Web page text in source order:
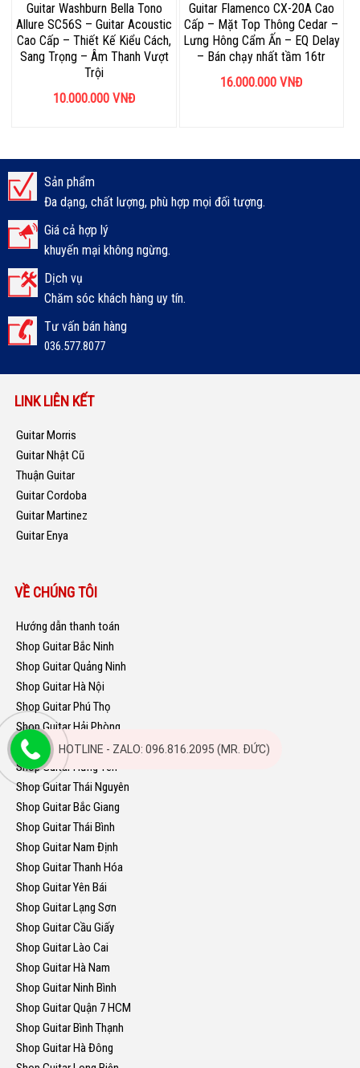
Guitar Washburn Bella Tono
Allure SC56S – Guitar Acoustic
Cao Cấp – Thiết Kế Kiểu Cách,
Sang Trọng – Âm Thanh Vượt
Trội
10.000.000 VNĐ
Guitar Flamenco CX-20A Cao
Cấp – Mặt Top Thông Cedar –
Lưng Hông Cẩm Ấn – EQ Delay
– Bán chạy nhất tầm 16tr
16.000.000 VNĐ
Sản phẩm
Đa dạng, chất lượng, phù hợp mọi đối tượng.
Giá cả hợp lý
khuyến mại không ngừng.
Dịch vụ
Chăm sóc khách hàng uy tín.
Tư vấn bán hàng
036.577.8077
LINK LIÊN KẾT
Guitar Morris
Guitar Nhật Cũ
Thuận Guitar
Guitar Cordoba
Guitar Martinez
Guitar Enya
VỀ CHÚNG TÔI
Hướng dẫn thanh toán
Shop Guitar Bắc Ninh
Shop Guitar Quảng Ninh
Shop Guitar Hà Nội
Shop Guitar Phú Thọ
Shop Guitar Hải Phòng
Shop Guitar Hải Dương
Shop Guitar Hưng Yên
Shop Guitar Thái Nguyên
Shop Guitar Bắc Giang
Shop Guitar Thái Bình
Shop Guitar Nam Định
Shop Guitar Thanh Hóa
Shop Guitar Yên Bái
Shop Guitar Lạng Sơn
Shop Guitar Cầu Giấy
Shop Guitar Lào Cai
Shop Guitar Hà Nam
Shop Guitar Ninh Bình
Shop Guitar Quận 7 HCM
Shop Guitar Bình Thạnh
Shop Guitar Hà Đông
HOTLINE - ZALO: 096.816.2095 (MR. ĐỨC)